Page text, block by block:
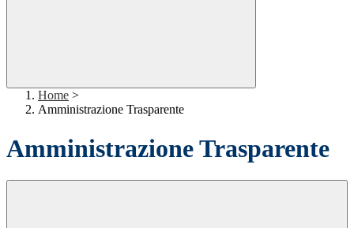
Home >
Amministrazione Trasparente
Amministrazione Trasparente